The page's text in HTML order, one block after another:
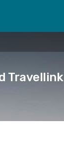
Travellink